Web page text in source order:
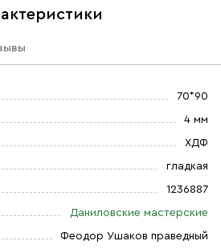
70*90
4 мм
ХДФ
гладкая
1236887
Даниловские мастерские
Феодор Ушаков праведный